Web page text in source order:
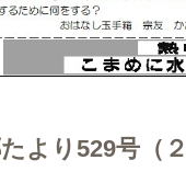
より529号（